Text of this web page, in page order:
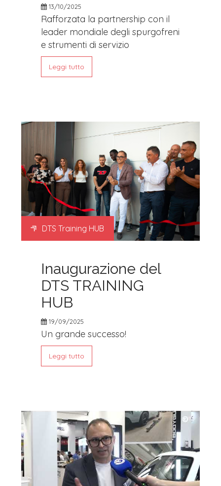
13/10/2025
Rafforzata la partnership con il
leader mondiale degli spurgofreni
e strumenti di servizio
Leggi tutto
DTS Training HUB
Inaugurazione del
DTS TRAINING
HUB
19/09/2025
Un grande successo!
Leggi tutto